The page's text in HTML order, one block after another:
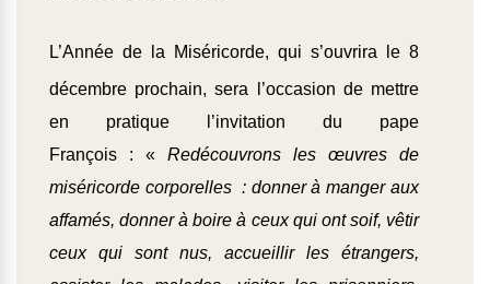
L’Année de la Miséricorde, qui s’ouvrira le 8
décembre prochain, sera l’occasion de mettre
en pratique l’invitation du pape
François : « Redécouvrons les œuvres de
miséricorde corporelles : donner à manger aux
affamés, donner à boire à ceux qui ont soif, vêtir
ceux qui sont nus, accueillir les étrangers,